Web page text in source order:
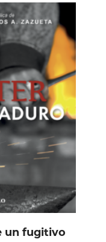
un fugitivo